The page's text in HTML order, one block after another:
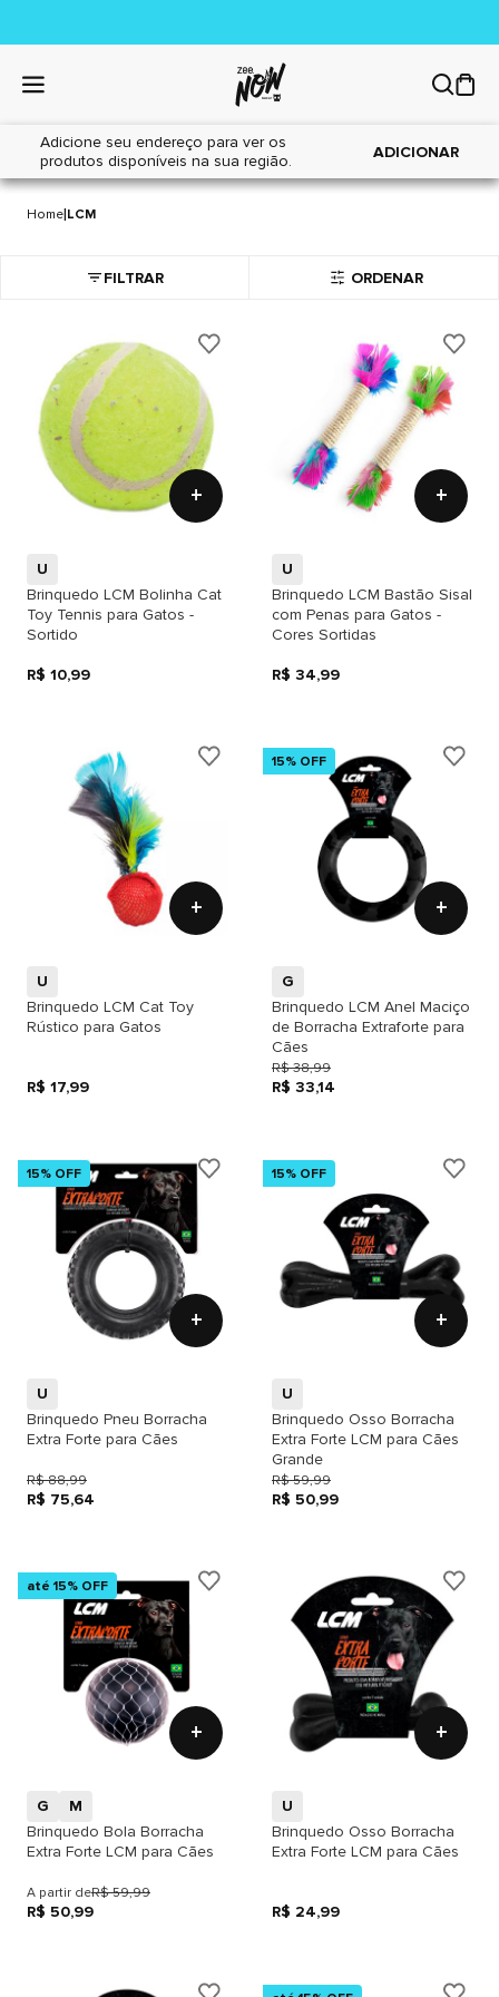
Adicione seu endereço para ver os
produtos disponíveis na sua região.
ADICIONAR
LCM
Home|LCM
FILTRAR ORDENAR
+
U
Brinquedo LCM Bolinha Cat
Toy Tennis para Gatos -
Sortido
R$ 10,99
+
U
Brinquedo LCM Bastão Sisal
com Penas para Gatos -
Cores Sortidas
R$ 34,99
+
U
Brinquedo LCM Cat Toy
Rústico para Gatos
R$ 17,99
15% OFF
+
G
Brinquedo LCM Anel Maciço
de Borracha Extraforte para
Cães
R$ 38,99
R$ 33,14
15% OFF
+
U
Brinquedo Pneu Borracha
Extra Forte para Cães
R$ 88,99
R$ 75,64
15% OFF
+
U
Brinquedo Osso Borracha
Extra Forte LCM para Cães
Grande
R$ 59,99
R$ 50,99
até 15% OFF
+
G
M
Brinquedo Bola Borracha
Extra Forte LCM para Cães
A partir deR$ 59,99
R$ 50,99
+
U
Brinquedo Osso Borracha
Extra Forte LCM para Cães
R$ 24,99